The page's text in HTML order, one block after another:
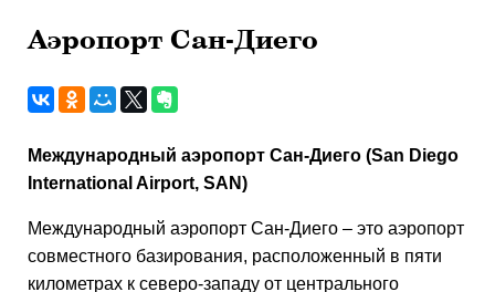
Аэропорт Сан-Диего
Международный аэропорт Сан-Диего (San Diego
International Airport, SAN)
Международный аэропорт Сан-Диего – это аэропорт
совместного базирования, расположенный в пяти
километрах к северо-западу от центрального